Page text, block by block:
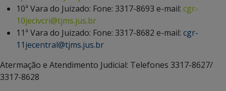
10ª Vara do Juizado: Fone: 3317-8693 e-mail: cgr-
10jecivcri@tjms.jus.br
11ª Vara do Juizado: Fone: 3317-8682 e-mail: cgr-
11jecentral@tjms.jus.br
Atermação e Atendimento Judicial: Telefones 3317-8627/
3317-8628